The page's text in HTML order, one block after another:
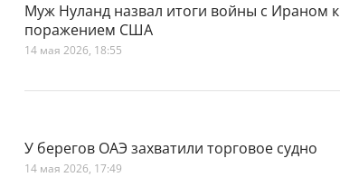
Муж Нуланд назвал итоги войны с Ираном
поражением США
14 мая 2026, 18:55
У берегов ОАЭ захватили торговое судно
14 мая 2026, 17:49